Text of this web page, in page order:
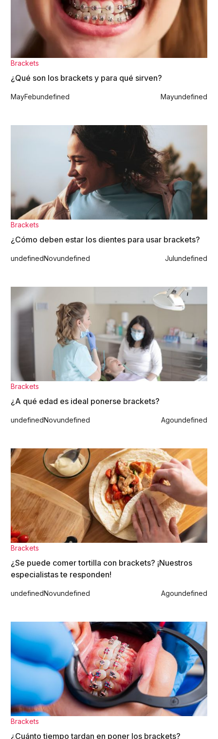
Brackets
¿Qué son los brackets y para qué sirven?
MayFebundefined Mayundefined
Brackets
¿Cómo deben estar los dientes para usar brackets?
undefinedNovundefined Julundefined
Brackets
¿A qué edad es ideal ponerse brackets?
undefinedNovundefined Agoundefined
Brackets
¿Se puede comer tortilla con brackets? ¡Nuestros
especialistas te responden!
undefinedNovundefined Agoundefined
Brackets
¿Cuánto tiempo tardan en poner los brackets?